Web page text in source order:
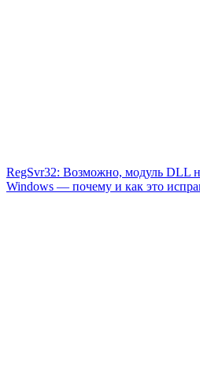
RegSvr32: Возможно, модуль DLL
Windows — почему и как это